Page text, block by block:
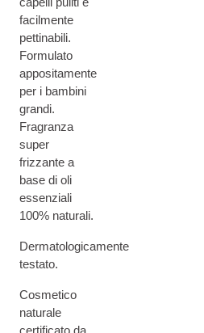
facilmente
pettinabili.
Formulato
appositamente
per i bambini
grandi.
Fragranza
super
frizzante a
base di oli
essenziali
100% naturali.
Dermatologicamente
testato.
Cosmetico
naturale
certificato da